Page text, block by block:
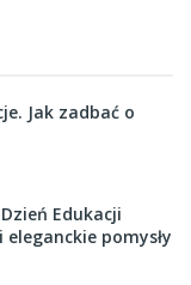
Jak zadbać o
Edukacji
pomysły